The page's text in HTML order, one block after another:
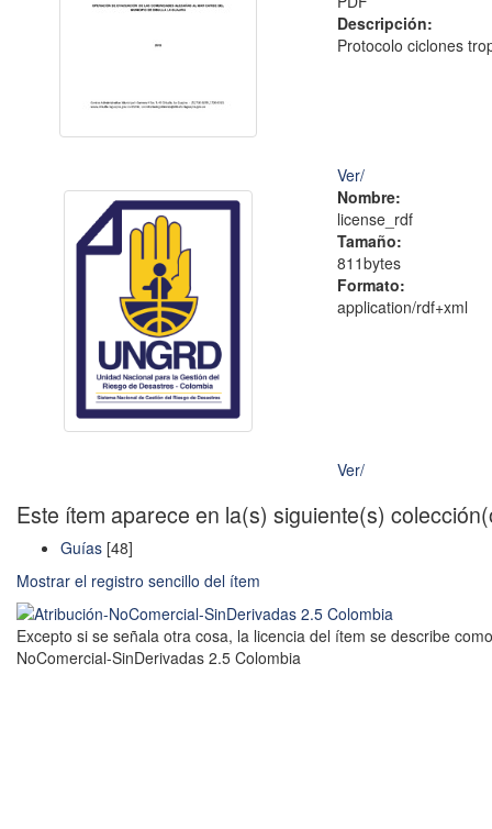
Descripción:
Protocolo ciclones
Ver/
Nombre:
license_rdf
Tamaño:
811bytes
Formato:
application/rdf+xml
Ver/
Este ítem aparece en la(s) siguiente(s)
Guías [48]
Mostrar el registro sencillo del ítem
Excepto si se señala otra cosa, la licencia del ítem se describe
NoComercial-SinDerivadas 2.5 Colombia